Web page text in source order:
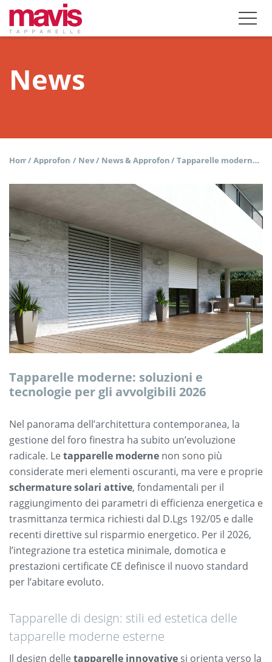
News
Home
/ Approfondisci
/ News
/ News & Approfondimenti
/ Tapparelle moderne: soluzioni e tecnologie per gli avvolgibili 2026
Tapparelle moderne: soluzioni e
tecnologie per gli avvolgibili 2026
Nel panorama dell’architettura contemporanea, la
gestione del foro finestra ha subito un’evoluzione
radicale. Le tapparelle moderne non sono più
considerate meri elementi oscuranti, ma vere e proprie
schermature solari attive, fondamentali per il
raggiungimento dei parametri di efficienza energetica e
trasmittanza termica richiesti dal D.Lgs 192/05 e dalle
recenti direttive sul risparmio energetico. Per il 2026,
l’integrazione tra estetica minimale, domotica e
prestazioni certificate CE definisce il nuovo standard
per l’abitare evoluto.
Tapparelle di design: stili ed estetica delle
tapparelle moderne esterne
Il design delle tapparelle innovative si orienta verso la